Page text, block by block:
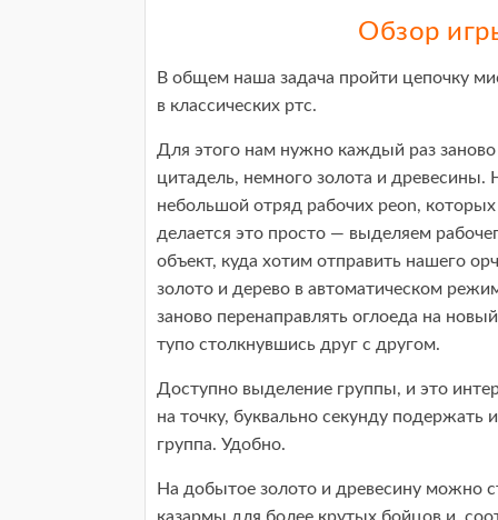
Обзор
В общем наша задача пройти цепочку
в классических ртс.
Для этого нам нужно каждый раз заново
цитадель, немного золота и
небольшой отряд рабочих peon,
делается это просто — выделяем
объект, куда хотим отправить нашего
золото и дерево в автоматическом
заново перенаправлять оглоеда на
тупо столкнувшись друг с другом.
Доступно выделение группы, и это
на точку, буквально секунду подержать
группа. Удобно.
На добытое золото и древесину можно